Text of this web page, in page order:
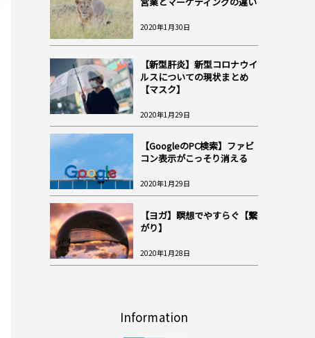
2020年1月30日
【新型肝炎】新型コロナウイ
ルスについての現状まとめ
【マスク】
2020年1月29日
【GoogleのPC検索】ファビ
コン表示がこっそり消える
2020年1月29日
【ヨガ】瞑想でやすらぐ【繋
がり】
2020年1月28日
Information